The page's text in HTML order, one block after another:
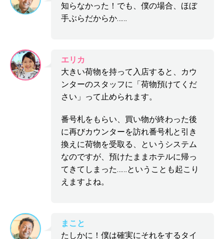
知らなかった！でも、僕の場合、ほぼ
手ぶらだからか……
エリカ
大きい荷物を持って入店すると、カウ
ンターのスタッフに「荷物預けてくだ
さい」って止められます。
番号札をもらい、買い物が終わった後
に再びカウンターを訪れ番号札と引き
換えに荷物を受取る、というシステム
なのですが、預けたままホテルに帰っ
てきてしまった……ということも起こり
えますよね。
まこと
たしかに！僕は確実にそれをするタイ